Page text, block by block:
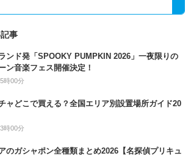
事
ンド発「SPOOKY PUMPKIN 2026」一夜限りの
ン音楽フェス開催決定！
時00分
ャどこで買える？全国エリア別設置場所ガイド20
時00分
のガシャポン全種類まとめ2026【名探偵プリキュ